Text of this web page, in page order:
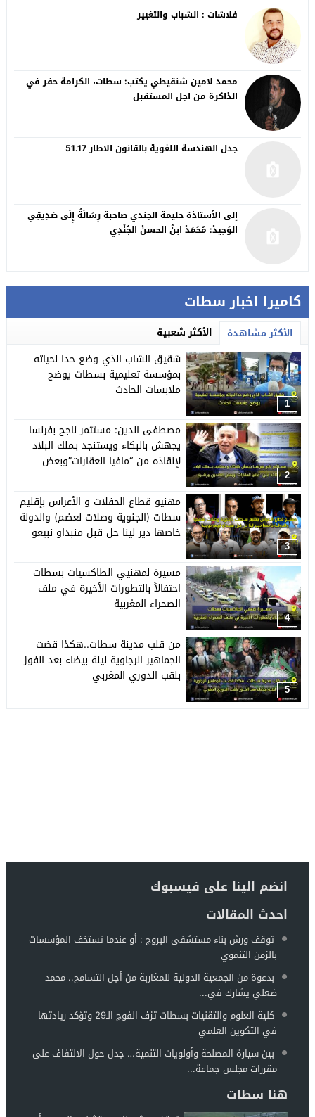
كاميرا اخبار سطات
الأكثر مشاهدة الأكثر شعبية
1
شقيق الشاب الذي وضع حدا لحياته
بمؤسسة تعليمية بسطات يوضح
ملابسات الحادث
2
مصطفى الدين: مستثمر ناجح بفرنسا
يجهش بالبكاء ويستنجد بـملك البلاد
لإنقاذه من “مافيا العقارات”وبعض
3
مهنيو قطاع الحفلات و الأعراس بإقليم
سطات (الجنوية وصلات لعضم) والدولة
خاصها دير لينا حل قبل منبداو نبيعو
4
مسيرة لمهنيي الطاكسيات بسطات
احتفالاً بالتطورات الأخيرة في ملف
الصحراء المغربية
5
من قلب مدينة سطات..هكذا قضت
الجماهير الرجاوية ليلة بيضاء بعد الفوز
بلقب الدوري المغربي
فلاشات : الشباب والتغيير
محمد لامين شنقيطي يكتب: سطات، الكرامة حفر في
الذاكرة من اجل المستقبل
جدل الهندسة اللغوية بالقانون الاطار 51.17
إلى الأستاذة حليمة الجندي صاحبة رِسَالَةٌ إِلَى صَدِيقِي
الوَحِيدْ: مُحَمَدْ ابنُ الحسنْ الجُنْدِي
انضم الينا على فيسبوك
احدث المقالات
توقف ورش بناء مستشفى البروج : أو عندما تستخف المؤسسات
بالزمن التنموي
بدعوة من الجمعية الدولية للمغاربة من أجل التسامح.. محمد
ضعلي يشارك في...
كلية العلوم والتقنيات بسطات تزف الفوج الـ29 وتؤكد ريادتها
في التكوين العلمي
بين سيارة المصلحة وأولويات التنمية… جدل حول الالتفاف على
مقررات مجلس جماعة...
هنا سطات